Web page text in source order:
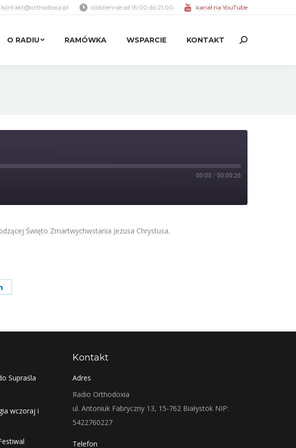
kontakt@orthodoxia.pl codziennie od 16:00 do 21:00 kanał na YouTube
O RADIU RAMÓWKA WSPARCIE KONTAKT Search:
00:00 / 00:00:26
Święto Zmartwychwstania Jezusa Chrystusa.
Supraśla
wczoraj i
Kontakt
Adres
Radio Orthodoxia
ul. Antoniuk Fabryczny 13, 15-762 Białystok NIP:
5422760227
Telefon